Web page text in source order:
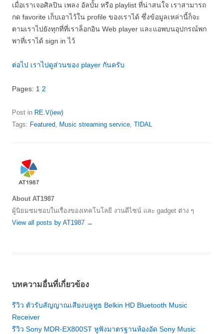
เมื่อเราเจอศิลปิน เพลง อัลบั้ม หรือ playlist ที่น่าสนใจ เราสามารถ
กด favorite เก็บเอาไว้ใน profile ของเราได้ ซึ่งข้อมูลเหล่านี้ก็จะ
ตามเราไปยังทุกที่ที่เราล็อกอิน Web player และแอพบนอุปกรณ์พก
พาที่เราได้ sign in ไว้
ต่อไป เราไปดูส่วนของ player กันครับ
Pages: 1 2
Post in RE.V(iew)
Tags: Featured, Music streaming service, TIDAL
About AT1987
ผู้นิยมชมชอบในเรื่องของเทคโนโลยี งานดีไซน์ และ gadget ต่าง ๆ
View all posts by AT1987 →
บทความอื่นที่เกี่ยวข้อง
รีวิว ตัวรับสัญญาณเสียงบลูทูธ Belkin HD Bluetooth Music
Receiver
รีวิว Sony MDR-EX800ST หูฟังมาตรฐานห้องอัด Sony Music